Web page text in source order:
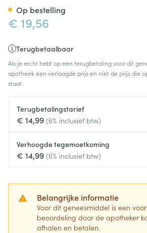
€ 19,56
Terugbetaalbaar
Als je recht hebt op een terugbetaling voor dit
apotheek een verlaagde prijs en niet de prijs die
staat.
Terugbetalingstarief
€ 14,99 (6% inclusief btw)
Verhoogde tegemoetkoming
€ 14,99 (6% inclusief btw)
Belangrijke informatie
Voor dit geneesmiddel is een
beoordeling door de apotheker
afhalen en betalen.
Op bestelling